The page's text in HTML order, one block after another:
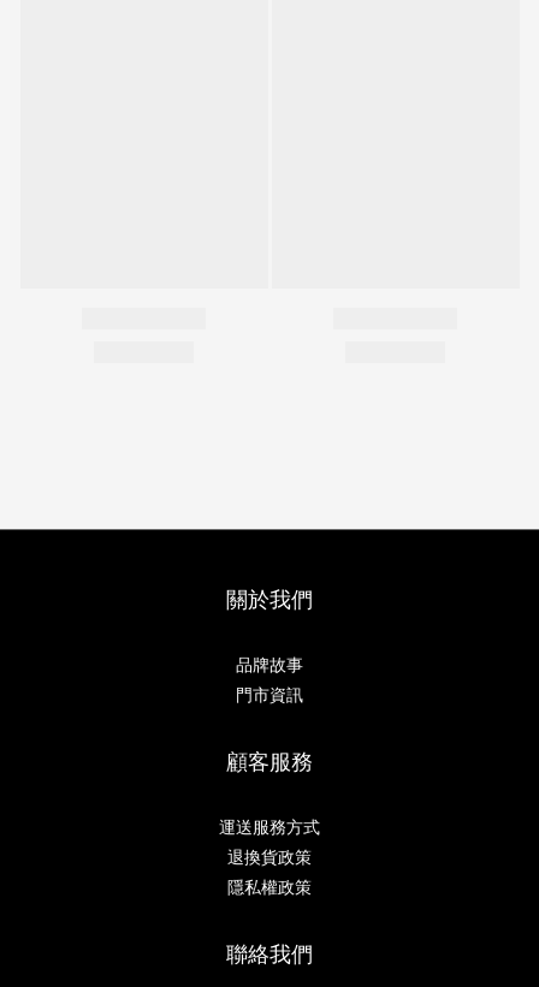
關於我們
品牌故事
門市資訊
顧客服務
運送服務方式
退換貨政策
隱私權政策
聯絡我們